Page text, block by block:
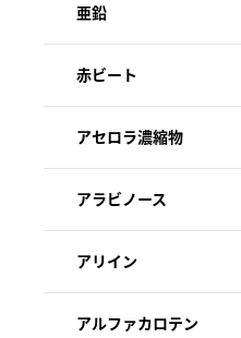
亜鉛
赤ビート
アセロラ濃縮物
アラビノース
アリイン
アルファカロテン